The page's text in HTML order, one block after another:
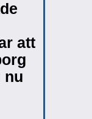
att
nu